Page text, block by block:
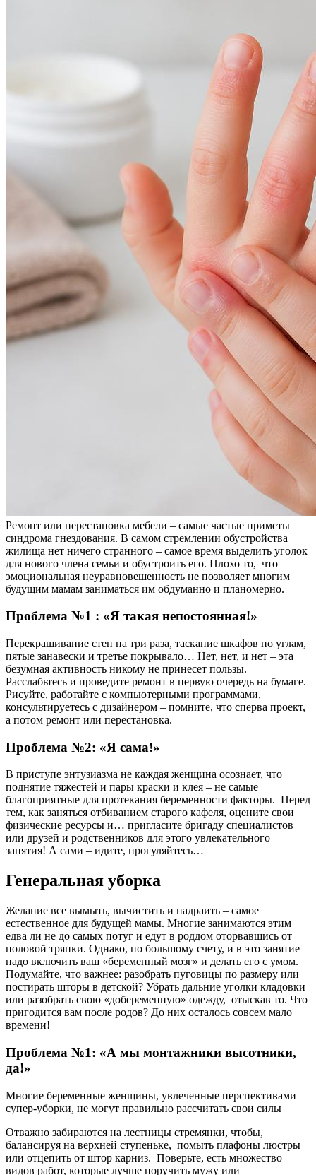
Ремонт или перестановка мебели – самые частые приметы
синдрома гнездования. В самом стремлении обустройства
жилища нет ничего странного – самое время выделить уголок
для нового члена семьи и обустроить его. Плохо то, что
эмоциональная неуравновешенность не позволяет многим
будущим мамам заниматься им обдуманно и планомерно.
Проблема №1 : «Я такая непостоянная!»
Перекрашивание стен на три раза, таскание шкафов по углам,
пятые занавески и третье покрывало… Нет, нет, и нет – эта
безумная активность никому не принесет пользы.
Расслабьтесь и проведите ремонт в первую очередь на бумаге.
Рисуйте, работайте с компьютерными программами,
консультируетесь с дизайнером – помните, что сперва проект,
а потом ремонт или перестановка.
Проблема №2: «Я сама!»
В приступе энтузиазма не каждая женщина осознает, что
поднятие тяжестей и пары краски и клея – не самые
благоприятные для протекания беременности факторы. Перед
тем, как заняться отбиванием старого кафеля, оцените свои
физические ресурсы и… пригласите бригаду специалистов
или друзей и родственников для этого увлекательного
занятия! А сами – идите, прогуляйтесь…
Генеральная уборка
Желание все вымыть, вычистить и надраить – самое
естественное для будущей мамы. Многие занимаются этим
едва ли не до самых потуг и едут в роддом оторвавшись от
половой тряпки. Однако, по большому счету, и в это занятие
надо включить ваш «беременный мозг» и делать его с умом.
Подумайте, что важнее: разобрать пуговицы по размеру или
постирать шторы в детской? Убрать дальние уголки кладовки
или разобрать свою «добеременную» одежду, отыскав то. Что
пригодится вам после родов? До них осталось совсем мало
времени!
Проблема №1: «А мы монтажники высотники,
да!»
Многие беременные женщины, увлеченные перспективами
супер-уборки, не могут правильно рассчитать свои силы
Отважно забираются на лестницы стремянки, чтобы,
балансируя на верхней ступеньке, помыть плафоны люстры
или отцепить от штор карниз. Поверьте, есть множество
видов работ, которые лучше поручить мужу или